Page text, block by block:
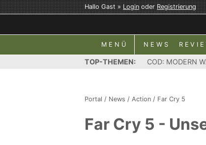
Hallo Gast »LoginoderRegistrierung
MENÜ NEWS
TOP-THEMEN: COD: MODERN
Portal / News / Action / Far Cry 5
Far Cry 5 -